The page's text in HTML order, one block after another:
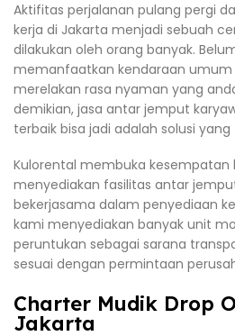
Aktifitas perjalanan pulang pergi
kerja di Jakarta menjadi sebuah
dilakukan oleh orang banyak.
memanfaatkan kendaraan umum
merelakan rasa nyaman yang
demikian, jasa antar jemput
terbaik bisa jadi adalah solusi
Kulorental membuka kesempatan
menyediakan fasilitas antar
bekerjasama dalam penyediaan
kami menyediakan banyak unit
peruntukan sebagai sarana
sesuai dengan permintaan
Charter Mudik Drop
Jakarta